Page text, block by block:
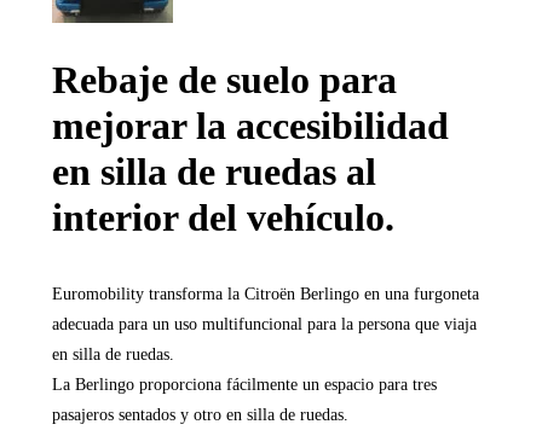
Rebaje de suelo para
mejorar la accesibilidad
en silla de ruedas al
interior del vehículo.
Euromobility transforma la Citroën Berlingo en una furgoneta
adecuada para un uso multifuncional para la persona que viaja
en silla de ruedas.
La Berlingo proporciona fácilmente un espacio para tres
pasajeros sentados y otro en silla de ruedas.